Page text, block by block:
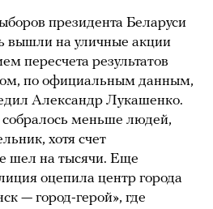
президента Беларуси
вышли на уличные акции
пересчета результатов
по официальным данным,
Александр Лукашенко.
меньше людей,
хотя счет
шел на тысячи. Еще
оцепила центр города
— город-герой», где